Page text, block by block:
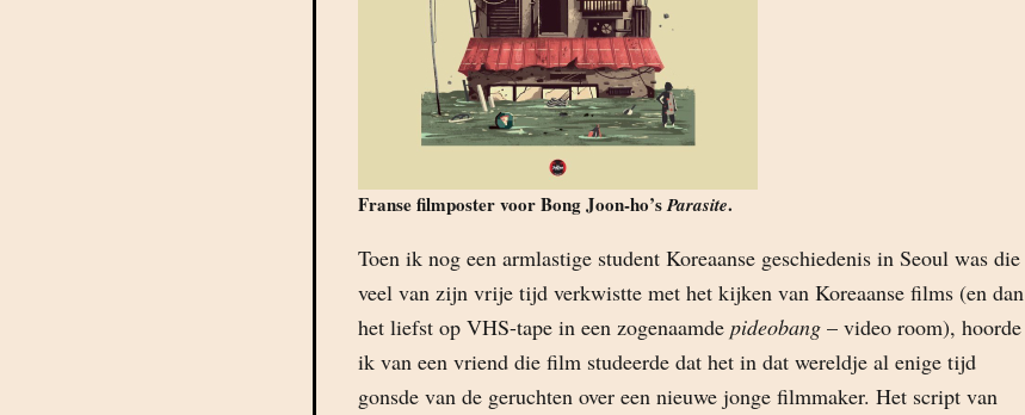
Franse filmposter voor Bong Joon-ho’sParasite.
Toen ik nog een armlastige student Koreaanse geschiedenis in Seoul was die
veel van zijn vrije tijd verkwistte met het kijken van Koreaanse films (en dan
het liefst op VHS-tape in een zogenaamde pideobang – video room), hoorde
ik van een vriend die film studeerde dat het in dat wereldje al enige tijd
gonsde van de geruchten over een nieuwe jonge filmmaker. Het script van